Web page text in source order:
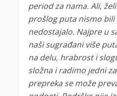
period za nama. Ali,
prošlog puta nismo bili
nedostajalo. Najpre u
naši sugrađani više
na delu, hrabrost i
složna i radimo jedni
prepreka se može